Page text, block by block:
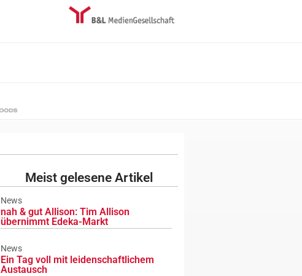
Meist gelesene Artikel
News
nah & gut Allison: Tim Allison
übernimmt Edeka-Markt
News
Ein Tag voll mit leidenschaftlichem
Austausch